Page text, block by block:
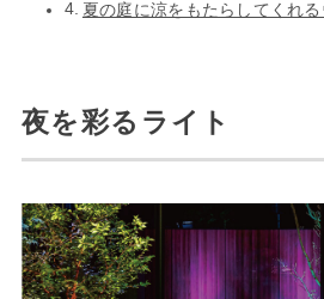
夏の庭に涼をもたらしてくれ
夜を彩るライト